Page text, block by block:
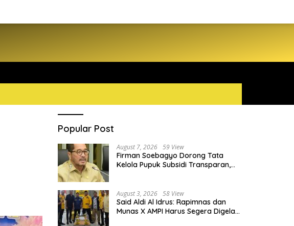
Popular Post
August 7, 2026 59 View
Firman Soebagyo Dorong Tata
Kelola Pupuk Subsidi Transparan,
August 3, 2026 58 View
Said Aldi Al Idrus: Rapimnas dan
Munas X AMPI Harus Segera Digelar